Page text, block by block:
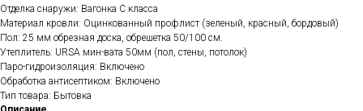
Отделка снаружи: Вагонка C класса
Материал кровли: Оцинкованный профлист (зеленый, красный, бордовый)
Пол: 25 мм обрезная доска, обрешетка 50/100 см.
Утеплитель: URSA мин-вата 50мм (пол, стены, потолок)
Паро-гидроизоляция: Включено
Обработка антисептиком: Включено
Тип товара: Бытовка